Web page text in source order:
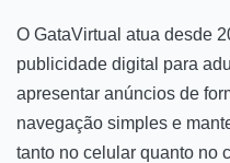
O GataVirtual atua desde
publicidade digital para
apresentar anúncios de
navegação simples e
tanto no celular quanto no